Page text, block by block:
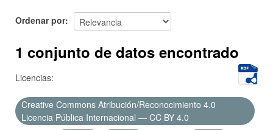
Acerca de
Ordenar por
1 conjunto de datos encontrado
Licencias:
Creative Commons Atribución/Reconocimiento 4.0
Licencia Pública Internacional — CC BY 4.0